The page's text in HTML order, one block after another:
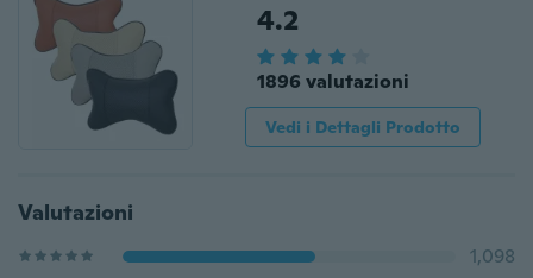
4.2
1896 valutazioni
Vedi i Dettagli Prodotto
Valutazioni
1,098